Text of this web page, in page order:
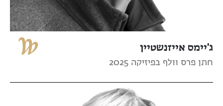
ג'יימס אייזנשטיין
חתן פרס וולף בפיזיקה 2025